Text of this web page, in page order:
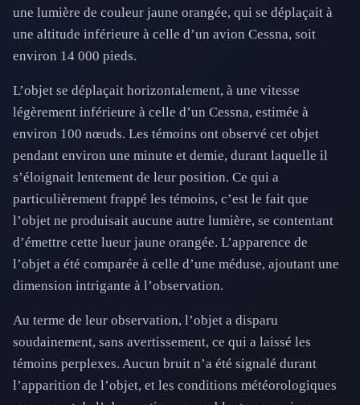
une lumière de couleur jaune orangée, qui se déplaçait à
une altitude inférieure à celle d’un avion Cessna, soit
environ 14 000 pieds.
L’objet se déplaçait horizontalement, à une vitesse
légèrement inférieure à celle d’un Cessna, estimée à
environ 100 nœuds. Les témoins ont observé cet objet
pendant environ une minute et demie, durant laquelle il
s’éloignait lentement de leur position. Ce qui a
particulièrement frappé les témoins, c’est le fait que
l’objet ne produisait aucune autre lumière, se contentant
d’émettre cette lueur jaune orangée. L’apparence de
l’objet a été comparée à celle d’une méduse, ajoutant une
dimension intrigante à l’observation.
Au terme de leur observation, l’objet a disparu
soudainement, sans avertissement, ce qui a laissé les
témoins perplexes. Aucun bruit n’a été signalé durant
l’apparition de l’objet, et les conditions météorologiques